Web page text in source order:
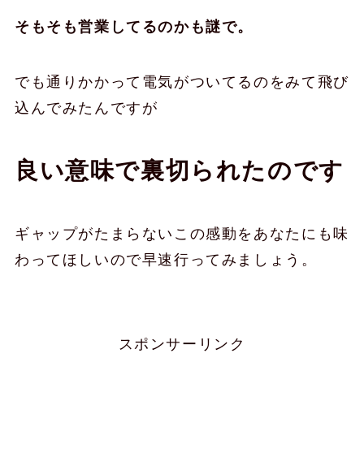
そもそも営業してるのかも謎で。
でも通りかかって電気がついてるのをみて飛び
込んでみたんですが
良い意味で裏切られたのです
ギャップがたまらないこの感動をあなたにも味
わってほしいので早速行ってみましょう。
スポンサーリンク